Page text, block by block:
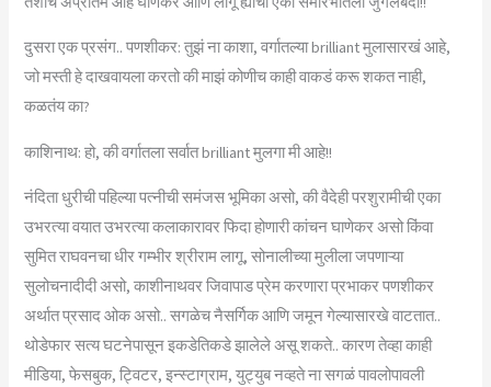
दुसरा एक प्रसंग.. पणशीकर: तुझं ना काशा, वर्गातल्या brilliant मुलासारखं आहे,
जो मस्ती हे दाखवायला करतो की माझं कोणीच काही वाकडं करू शकत नाही,
कळतंय का?
काशिनाथ: हो, की वर्गातला सर्वात brilliant मुलगा मी आहे!!
नंदिता धुरीची पहिल्या पत्नीची समंजस भूमिका असो, की वैदेही परशुरामीची एका
उभरत्या वयात उभरत्या कलाकारावर फिदा होणारी कांचन घाणेकर असो किंवा
सुमित राघवनचा धीर गम्भीर श्रीराम लागू, सोनालीच्या मुलीला जपणाऱ्या
सुलोचनादीदी असो, काशीनाथवर जिवापाड प्रेम करणारा प्रभाकर पणशीकर
अर्थात प्रसाद ओक असो.. सगळेच नैसर्गिक आणि जमून गेल्यासारखे वाटतात..
थोडेफार सत्य घटनेपासून इकडेतिकडे झालेले असू शकते.. कारण तेव्हा काही
मीडिया, फेसबुक, ट्विटर, इन्स्टाग्राम, युट्युब नव्हते ना सगळं पावलोपावली